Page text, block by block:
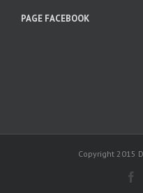
PAGE FACEBOOK
Copyright 2015